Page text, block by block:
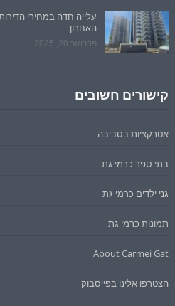
האחרון
פברואר 28, 2025
קישורים חשובים
אטרקציות בסביבה
בתי ספר כרמי גת
גני ילדים כרמי גת
תמונות כרמי גת
About Carmei Gat
הצטרפו אלינו בפייסבוק